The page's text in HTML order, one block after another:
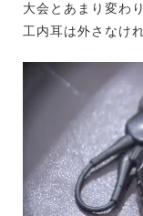
大会とあまり変わ
工内耳は外さなけ